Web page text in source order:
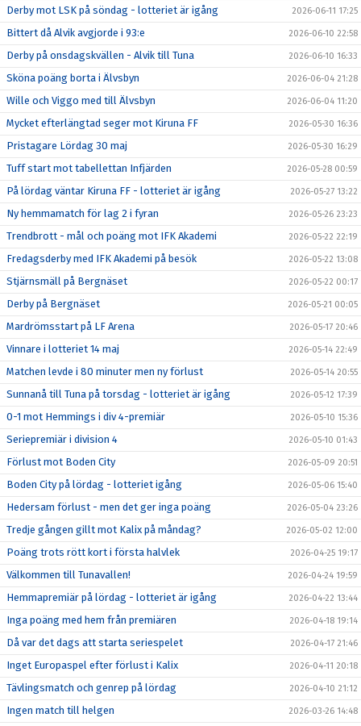
Derby mot LSK på söndag - lotteriet är igång 2026-06-11 17:25
Bittert då Alvik avgjorde i 93:e 2026-06-10 22:58
Derby på onsdagskvällen - Alvik till Tuna 2026-06-10 16:33
Sköna poäng borta i Älvsbyn 2026-06-04 21:28
Wille och Viggo med till Älvsbyn 2026-06-04 11:20
Mycket efterlängtad seger mot Kiruna FF 2026-05-30 16:36
Pristagare Lördag 30 maj 2026-05-30 16:29
Tuff start mot tabellettan Infjärden 2026-05-28 00:59
På lördag väntar Kiruna FF - lotteriet är igång 2026-05-27 13:22
Ny hemmamatch för lag 2 i fyran 2026-05-26 23:23
Trendbrott - mål och poäng mot IFK Akademi 2026-05-22 22:19
Fredagsderby med IFK Akademi på besök 2026-05-22 13:08
Stjärnsmäll på Bergnäset 2026-05-22 00:17
Derby på Bergnäset 2026-05-21 00:05
Mardrömsstart på LF Arena 2026-05-17 20:46
Vinnare i lotteriet 14 maj 2026-05-14 22:49
Matchen levde i 80 minuter men ny förlust 2026-05-14 20:55
Sunnanå till Tuna på torsdag - lotteriet är igång 2026-05-12 17:39
0-1 mot Hemmings i div 4-premiär 2026-05-10 15:36
Seriepremiär i division 4 2026-05-10 01:43
Förlust mot Boden City 2026-05-09 20:51
Boden City på lördag - lotteriet igång 2026-05-06 15:40
Hedersam förlust - men det ger inga poäng 2026-05-04 23:26
Tredje gången gillt mot Kalix på måndag? 2026-05-02 12:00
Poäng trots rött kort i första halvlek 2026-04-25 19:17
Välkommen till Tunavallen! 2026-04-24 19:59
Hemmapremiär på lördag - lotteriet är igång 2026-04-22 13:44
Inga poäng med hem från premiären 2026-04-18 19:14
Då var det dags att starta seriespelet 2026-04-17 21:46
Inget Europaspel efter förlust i Kalix 2026-04-11 20:18
Tävlingsmatch och genrep på lördag 2026-04-10 21:12
Ingen match till helgen 2026-03-26 14:48